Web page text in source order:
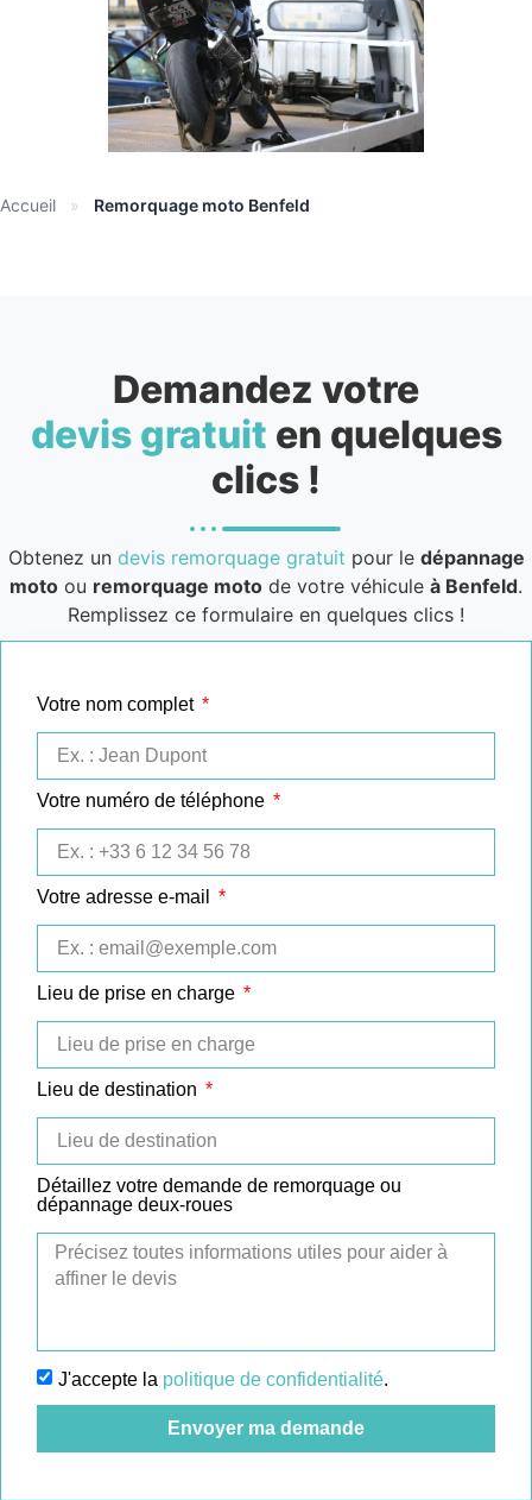
Accueil » Remorquage moto Benfeld
Demandez votre
devis gratuit en quelques
clics !
Obtenez un devis remorquage gratuit pour le dépannage
moto ou remorquage moto de votre véhicule à Benfeld.
Remplissez ce formulaire en quelques clics !
Votre nom complet
Votre numéro de téléphone
Votre adresse e-mail
Lieu de prise en charge
Lieu de destination
Détaillez votre demande de remorquage ou
dépannage deux-roues
J'accepte la politique de confidentialité.
Envoyer ma demande